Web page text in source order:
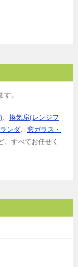
す。
換気扇(レンジフ
ンダ
窓ガラス・
、すべてお任せく